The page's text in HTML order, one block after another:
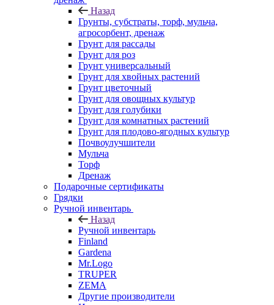
Назад
Грунты, субстраты, торф, мульча,
агросорбент, дренаж
Грунт для рассады
Грунт для роз
Грунт универсальный
Грунт для хвойных растений
Грунт цветочный
Грунт для овощных культур
Грунт для голубики
Грунт для комнатных растений
Грунт для плодово-ягодных культур
Почвоулучшители
Мульча
Торф
Дренаж
Подарочные сертификаты
Грядки
Ручной инвентарь
Назад
Ручной инвентарь
Finland
Gardena
Mr.Logo
TRUPER
ZEMA
Другие производители